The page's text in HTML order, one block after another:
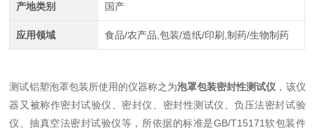
产地类别 国产
应用领域 食品/农产品,包装/造纸/印刷,制药/生物制药
测试铝塑泡罩包装所使用的仪器称之为泡罩包装密封性测试仪 ，该仪
器又被称作密封试验仪、密封仪、密封性测试仪、负压法密封试验
仪、抽真空法密封试验仪等，所依据的标准是GB/T15171软包装件